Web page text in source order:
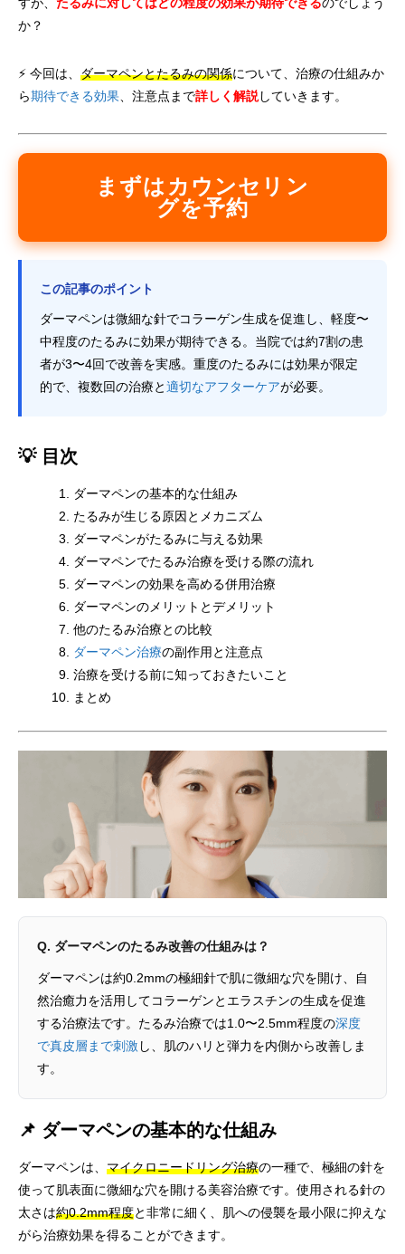
か？
⚡ 今回は、 ダーマペンとたるみの関係について、治療の仕組みか
ら期待できる効果 、注意点まで詳しく解説していきます。
まずはカウンセリン
グを予約
この記事のポイント
ダーマペンは微細な針でコラーゲン生成を促進し、軽度〜
中程度のたるみに効果が期待できる。当院では約7割の患
者が3〜4回で改善を実感。重度のたるみには効果が限定
的で、複数回の治療と適切なアフターケアが必要。
💡 目次
ダーマペンの基本的な仕組み
たるみが生じる原因とメカニズム
ダーマペンがたるみに与える効果
ダーマペンでたるみ治療を受ける際の流れ
ダーマペンの効果を高める併用治療
ダーマペンのメリットとデメリット
他のたるみ治療との比較
ダーマペン治療の副作用と注意点
治療を受ける前に知っておきたいこと
まとめ
Q. ダーマペンのたるみ改善の仕組みは？
ダーマペンは約0.2mmの極細針で肌に微細な穴を開け、自
然治癒力を活用してコラーゲンとエラスチンの生成を促進
する治療法です。たるみ治療では1.0〜2.5mm程度の深度
で真皮層まで刺激 し、肌のハリと弾力を内側から改善しま
す。
📌 ダーマペンの基本的な仕組み
ダーマペンは、 マイクロニードリング治療の一種で、極細の針を
使って肌表面に微細な穴を開ける美容治療です。使用される針の
太さは約0.2mm程度と非常に細く、肌への侵襲を最小限に抑えな
がら治療効果を得ることができます。